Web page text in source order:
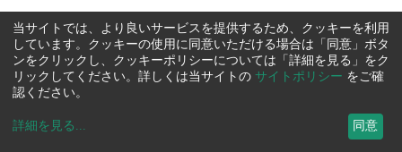
当サイトでは、より良いサービスを提供するため、クッキーを利用
しています。クッキーの使用に同意いただける場合は「同意」ボタ
ンをクリックし、クッキーポリシーについては「詳細を見る」をク
リックしてください。詳しくは当サイトの サイトポリシー をご確
認ください。
詳細を見る ... 同意